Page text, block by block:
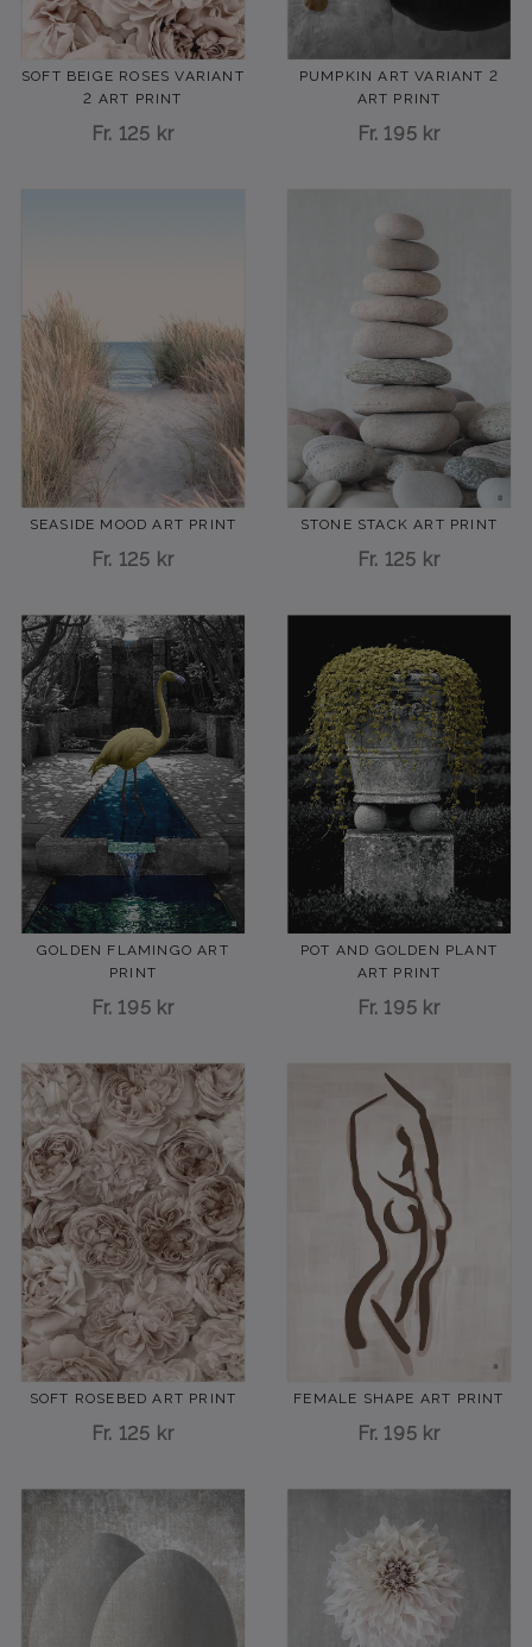
SOFT BEIGE ROSES VARIANT
2 ART PRINT
Fr. 125 kr
PUMPKIN ART VARIANT 2
ART PRINT
Fr. 195 kr
SEASIDE MOOD ART PRINT
Fr. 125 kr
STONE STACK ART PRINT
Fr. 125 kr
GOLDEN FLAMINGO ART
PRINT
Fr. 195 kr
POT AND GOLDEN PLANT
ART PRINT
Fr. 195 kr
SOFT ROSEBED ART PRINT
Fr. 125 kr
FEMALE SHAPE ART PRINT
Fr. 195 kr